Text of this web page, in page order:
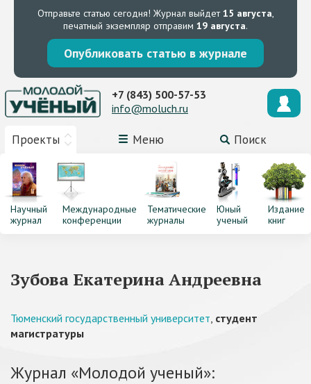
Отправьте статью сегодня! Журнал выйдет15 августа,
печатный экземпляр отправим 19 августа.
Опубликовать статью в журнале
Проекты Меню Поиск
+7 (843) 500-57-53
info@moluch.ru
Научный
журнал
Международные
конференции
Тематические
журналы
Юный
ученый
Издание
книг
Зубова Екатерина Андреевна
Тюменский государственный университет, студент
магистратуры
Журнал «Молодой ученый»: